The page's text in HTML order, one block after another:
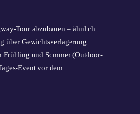
Tour abzubauen – ähnlich
über Gewichtsverlagerung
Frühling und Sommer (Outdoor-
Event vor dem